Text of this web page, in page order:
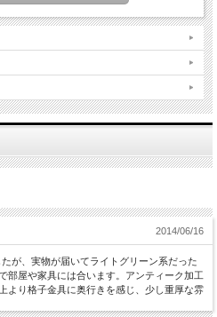
2014/06/16
が、実物が届いてライトグリーン系だった
部屋や家具には合います。アンティーク加工
より格子金具に奥行きを感じ、少し重厚な雰